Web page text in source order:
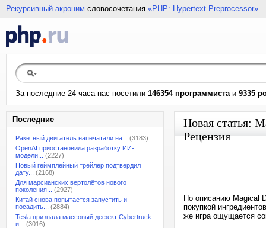
Рекурсивный акроним словосочетания «PHP: Hypertext Preprocessor»
За последние 24 часа нас посетили 146354 программистаи 9335
Последние
Ракетный двигатель напечатали на...
(3183)
OpenAI приостановила разработку ИИ-
модели...
(2227)
Новый геймплейный трейлер подтвердил
дату...
(2168)
Для марсианских вертолётов нового
поколения...
(2927)
Китай снова попытается запустить и
посадить...
(2884)
Tesla признала массовый дефект Cybertruck
и...
(3016)
Новая статья:
Рецензия
По описанию Magical
покупкой
же игра ощущается